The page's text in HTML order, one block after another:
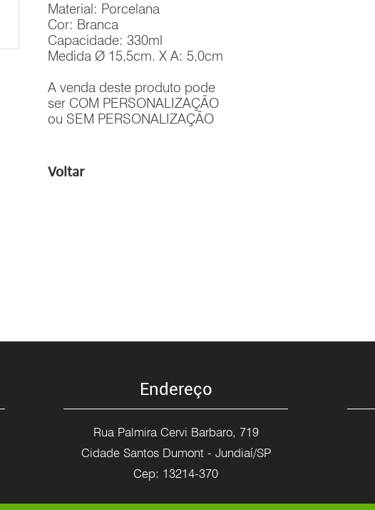
Material: Porcelana
Cor: Branca
Capacidade: 330ml
Medida Ø 15,5cm. X A: 5,0cm
A venda deste produto pode
ser COM PERSONALIZAÇÃO
ou SEM PERSONALIZAÇÃO
Voltar
Endereço
Rua Palmira Cervi Barbaro, 719
Cidade Santos Dumont - Jundiaí/SP
Cep: 13214-370